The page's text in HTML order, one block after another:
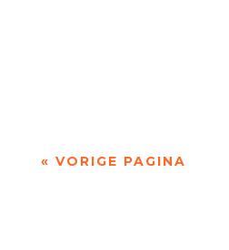
« VORIGE PAGINA